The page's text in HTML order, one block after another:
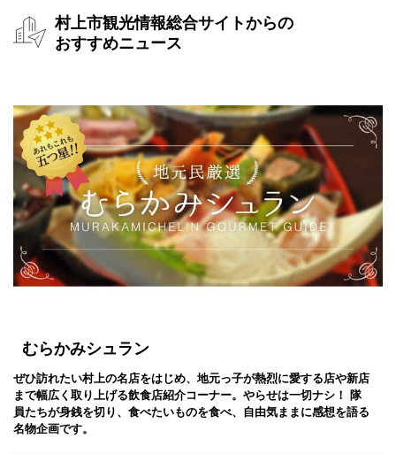
村上市観光情報総合サイトからの
おすすめニュース
むらかみシュラン
ぜひ訪れたい村上の名店をはじめ、地元っ子が熱烈に愛する店や新店
まで幅広く取り上げる飲食店紹介コーナー。やらせは一切ナシ！ 隊
員たちが身銭を切り、食べたいものを食べ、自由気ままに感想を語る
名物企画です。